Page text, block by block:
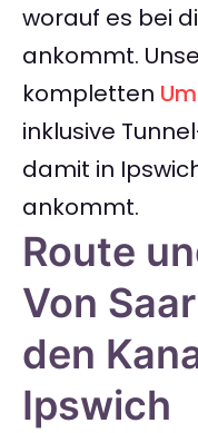
worauf es bei
ankommt.
kompletten
inklusive
damit in
ankommt.
Route
Von
den
Ipswich